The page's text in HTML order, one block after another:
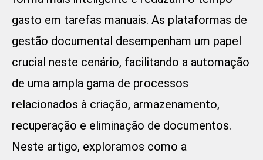
gasto em tarefas manuais. As plataformas de
gestão documental desempenham um papel
crucial neste cenário, facilitando a automação
de uma ampla gama de processos
relacionados à criação, armazenamento,
recuperação e eliminação de documentos.
Neste artigo, exploramos como a